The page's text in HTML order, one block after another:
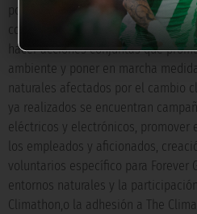
por el medio ambiente. Los
comprometen a trabajar para
hacer acciones conjuntas que
ambiente y poner en marcha
naturales afectados por el cambio
ya realizados se encuentran
eléctricos y electrónicos, promover
los empleados y aficionados,
voluntarios específico para Forever
entornos naturales y la
Climathon,o la adhesión a The